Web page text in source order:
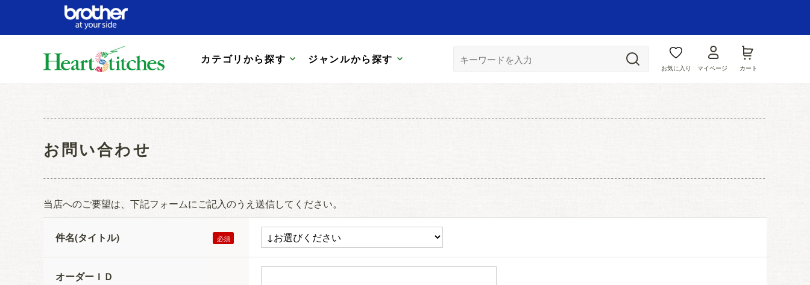
カテゴリから探す ジャンルから探す
お気に入り マイページ カート
お問い合わせ
当店へのご要望は、下記フォームにご記入のうえ送信してください。
件名(タイトル)
オーダーＩＤ